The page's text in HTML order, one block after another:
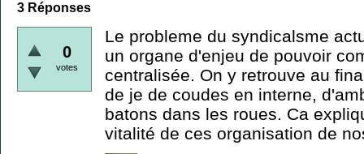
3 Réponses
0
votes
Le probleme du syndicalsme
un organe d'enjeu de pouvoir
centralisée. On y retrouve au
de je de coudes en interne,
batons dans les roues. Ca
vitalité de ces organisation de